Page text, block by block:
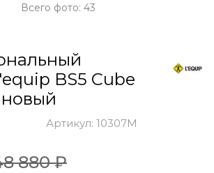
Всего фото: 43
BS5 Cube
Артикул: 10307M
880 ₽